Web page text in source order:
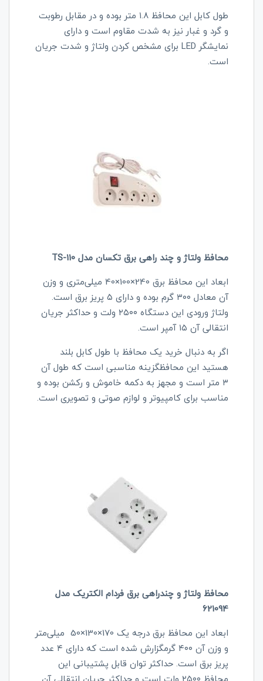
طول کابل این محافظ ۱.۸ متر بوده و در مقابل رطوبت
و گرد و غبار نیز به شدت مقاوم است و دارای
نمایشگر LED برای مشخص کردن ولتاژ و شدت جریان
است.
محافظ ولتاژ و چند راهی برق تکسان مدل TS-110
ابعاد این محافظ برق 240×100×40 میلی‌متری و وزن
آن معادل ۳۰۰ گرم بوده و دارای ۵ پریز برق است.
ولتاژ ورودی این دستگاه ۲۵۰۰ ولت و حداکثر جریان
انتقالی آن ۱۵ آمپر است.
اگر به دنبال خرید یک محافظ با طول کابل بلند
هستید این محافظگزینه مناسبی است که طول آن
۳ متر است و مجهز به دکمه خاموش و رکشن بوده و
مناسب برای کامپیوتر و لوازم صوتی و تصویری است.
محافظ ولتاژ و چندراهی برق فردام الکتریک مدل
621094
ابعاد این محافظ برق درجه یک 170×130×50 میلی‌متر
و وزن آن ۴۰۰ گرمگزارش شده است که دارای ۴ عدد
پریز برق است. حداکثر توان قابل پشتیبانی این